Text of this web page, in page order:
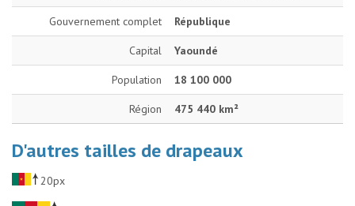
Gouvernement complet République
Capital Yaoundé
Population 18 100 000
Région 475 440 km²
D'autres tailles de drapeaux
20px